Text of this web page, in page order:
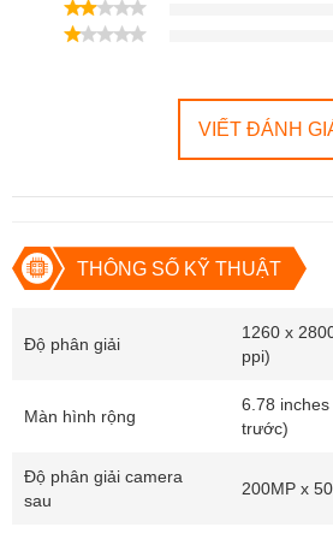
Mặt lưng kính: Mang lại vẻ
Thiết kế không chỉ đẹp mà
2. Màn hình LTPO AMOLED đỉnh cao
cho hình ảnh sống động, sắc nét.
cảm giác không viền.
~452ppi.
Tối đa 4500 nits, đảm
dưới ánh sáng mạnh.
Bảo vệ:
VIẾT ĐÁNH
THÔNG SỐ KỸ THUẬT
Độ phân giải
1260 x
ppi)
Màn hình rộng
6.78
trước)
Độ phân giải camera
sau
200MP x